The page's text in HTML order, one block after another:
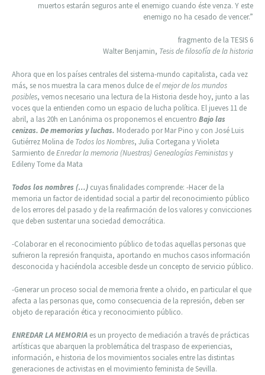
muertos estarán seguros ante el enemigo cuando éste venza. Y este
enemigo no ha cesado de vencer.”
fragmento de la TESIS 6
Walter Benjamin, Tesis de filosofía de la historia
Ahora que en los países centrales del sistema-mundo capitalista, cada vez
más, se nos muestra la cara menos dulce deel mejor de los mundos
posibles, vemos necesario una lectura de la Historia desde hoy, junto a las
voces que la entienden como un espacio de lucha política. El jueves 11 de
abril, a las 20h en Lanónima os proponemos el encuentro Bajo las
cenizas. De memorias y luchas. Moderado por Mar Pino y con José Luis
Gutiérrez Molina de Todos los Nombres, Julia Cortegana y Violeta
Sarmiento deEnredar la memoria (Nuestras) Genealogías Feministasy
Edileny Tome da Mata
Todos los nombres (…) cuyas finalidades comprende: -Hacer de la
memoria un factor de identidad social a partir del reconocimiento público
de los errores del pasado y de la reafirmación de los valores y convicciones
que deben sustentar una sociedad democrática.
-Colaborar en el reconocimiento público de todas aquellas personas que
sufrieron la represión franquista, aportando en muchos casos información
desconocida y haciéndola accesible desde un concepto de servicio público.
-Generar un proceso social de memoria frente a olvido, en particular el que
afecta a las personas que, como consecuencia de la represión, deben ser
objeto de reparación ética y reconocimiento público.
ENREDAR LA MEMORIA es un proyecto de mediación a través de prácticas
artísticas que abarquen la problemática del traspaso de experiencias,
información, e historia de los movimientos sociales entre las distintas
generaciones de activistas en el movimiento feminista de Sevilla.